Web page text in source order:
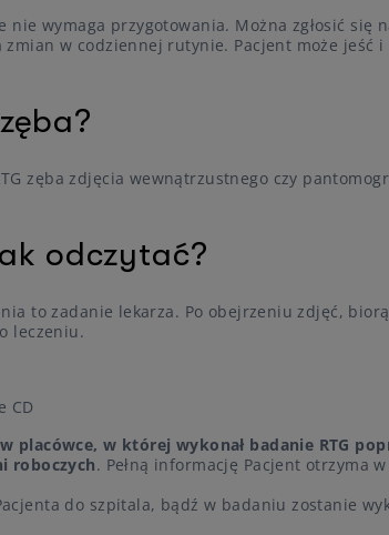
nie wymaga przygotowania. Można zgłosić się
zmian w codziennej rutynie. Pacjent może jeść
zęba zdjęcia wewnątrzustnego czy
odczytać?
to zadanie lekarza. Po obejrzeniu zdjęć,
leczeniu.
CD
placówce, w której wykonał badanie RTG
roboczych. Pełną informację Pacjent otrzyma
do szpitala, bądź w badaniu zostanie